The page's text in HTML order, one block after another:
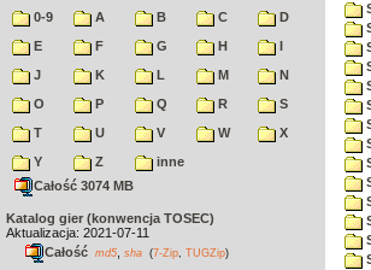
0-9 A B C
D
E
F G H
I
J
K L M
N
O
P Q R
S
T
U V W
X
Y
Z
inne
Całość 3074 MB
Katalog gier (konwencja TOSEC)
Aktualizacja: 2021-07-11
Całość md5 sha (7-Zip TUGZip)